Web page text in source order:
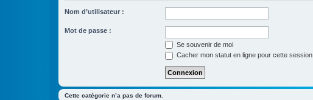
Nom d’utilisateur :
Mot de passe :
Se souvenir de moi
Cacher mon statut en ligne pour cette session
Cette catégorie n’a pas de forum.